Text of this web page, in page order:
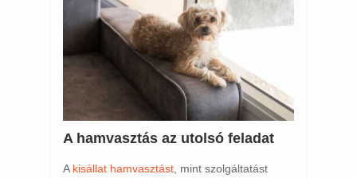
A hamvasztás az utolsó feladat
A kisállat hamvasztást, mint szolgáltatást